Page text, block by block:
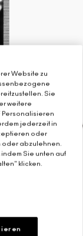
Website zu
Sie
weitere
Personalisieren
jederzeit in
oder
oder abzulehnen.
Sie unten auf
klicken.